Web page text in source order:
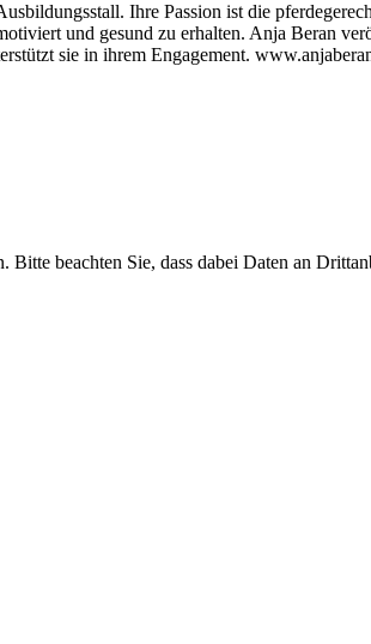
Ihre Passion ist die
und gesund zu erhalten. Anja Beran
sie in ihrem Engagement.
beachten Sie, dass dabei Daten an